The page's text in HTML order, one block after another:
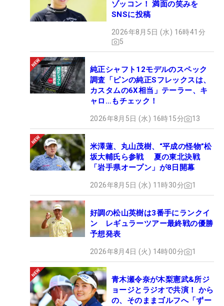
ゾッコン！ 満面の笑みを
SNSに投稿
2026年8月5日 (水) 16時41分
5
純正シャフト12モデルのスペック
調査「ピンの純正Sフレックスは、
カスタムの6X相当」テーラー、キ
ャロ…もチェック！
2026年8月5日 (水) 16時15分 13
米澤蓮、丸山茂樹、“平成の怪物”松
坂大輔氏ら参戦 夏の東北決戦
「岩手県オープン」が8日開幕
2026年8月5日 (水) 11時30分 1
好調の松山英樹は3番手にランクイ
ン レギュラーツアー最終戦の優勝
予想発表
2026年8月4日 (火) 14時00分 1
青木瀬令奈が木梨憲武&所ジ
ョージとラジオで共演！ から
の、そのままゴルフへ「ずー